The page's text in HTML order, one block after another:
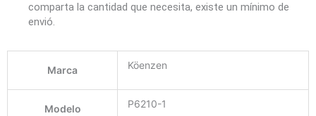
comparta la cantidad que necesita, existe un mínimo de
envió.
Marca Köenzen
Modelo P6210-1